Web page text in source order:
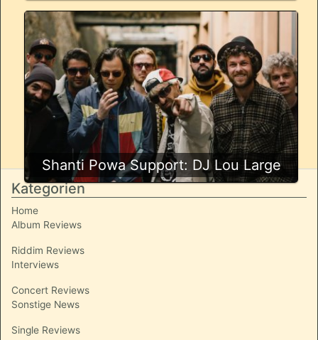
Shanti Powa Support: DJ Lou Large
Kategorien
Home
Album Reviews
Riddim Reviews
Interviews
Concert Reviews
Sonstige News
Single Reviews